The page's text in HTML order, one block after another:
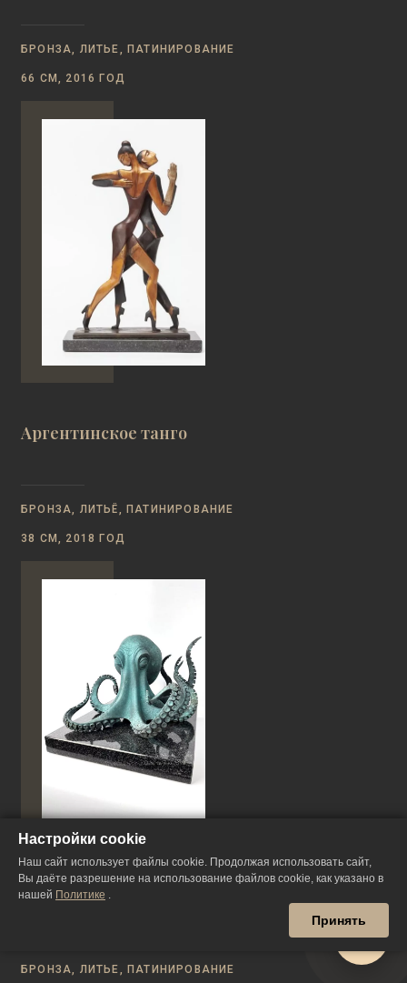
БРОНЗА, ЛИТЬЕ, ПАТИНИРОВАНИЕ
66 СМ, 2016 ГОД
Аргентинское танго
БРОНЗА, ЛИТЬЁ, ПАТИНИРОВАНИЕ
38 СМ, 2018 ГОД
Октавиан
БРОНЗА, ЛИТЬЕ, ПАТИНИРОВАНИЕ
Настройки cookie
Наш сайт использует файлы cookie. Продолжая использовать сайт,
Вы даёте разрешение на использование файлов cookie, как указано в
нашей Политике .
Принять